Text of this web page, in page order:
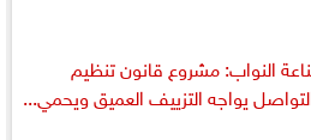
النواب: مشروع قانون تنظيم
يواجه التزييف العميق ويحمي...